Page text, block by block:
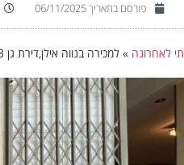
פורסם בתאריך06/11/2025
לאחרונה » למכירה בנווה אילן,דירת גן 3 חד מרווחת במיוחד.ממ"ד,יחידת הורים,מזגן בכל חדר,גינה כ60 מ"ר.חנייה פרטית,כניסה מיידית .מחיר 1500000 ש"ח